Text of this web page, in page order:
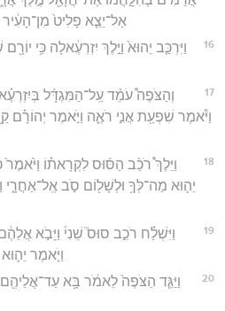
אַל־יֵצֵ֤א פָלִיט֙ מִן־הָעִ֔יר
16
וַיִּרְכַּ֤ב יֵהוּא֙ וַיֵּ֣לֶךְ יִזְרְעֶ֔אלָה כִּ֥י
17
וְהַצֹּפֶה֩ עֹמֵ֨ד עַֽל־הַמִּגְדָּ֜ל
וַיֹּ֕אמֶר שִׁפְעַ֖ת אֲנִ֣י רֹאֶ֑ה וַיֹּ֣אמֶר
18
וַיֵּלֶךְ֩ רֹכֵ֨ב הַסּ֜וּס לִקְרָאת֗וֹ
יֵה֛וּא מַה־לְּךָ֥ וּלְשָׁל֖וֹם סֹ֣ב
19
וַיִּשְׁלַ֗ח רֹכֵ֣ב סוּס֮ שֵׁנִי֒ וַיָּבֹ֣א
וַיֹּ֧אמֶר
20
וַיַּגֵּ֤ד הַצֹּפֶה֙ לֵאמֹ֔ר בָּ֥א